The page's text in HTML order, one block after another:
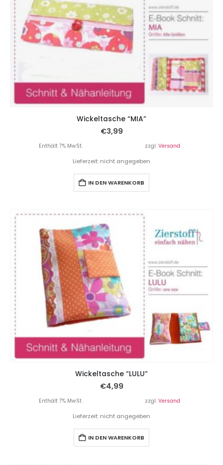
Wickeltasche “MIA”
€3,99
Enthält 7% MwSt. zzgl. Versand
Lieferzeit: nicht angegeben
IN DEN WARENKORB
Wickeltasche “LULU”
€4,99
Enthält 7% MwSt. zzgl. Versand
Lieferzeit: nicht angegeben
IN DEN WARENKORB